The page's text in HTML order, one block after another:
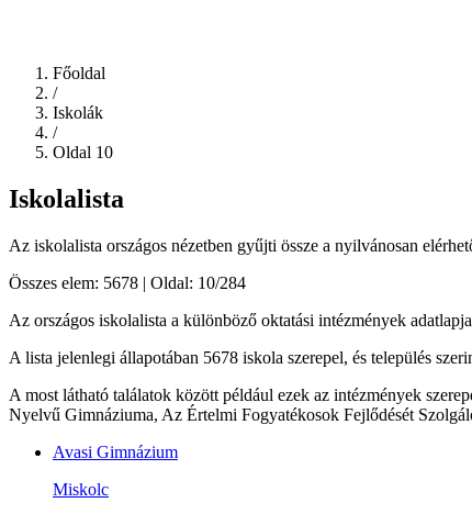
Főoldal
/
Iskolák
/
Oldal 10
Iskolalista
Az iskolalista országos nézetben gyűjti össze a nyilvánosan
Összes elem: 5678 | Oldal: 10/284
Az országos iskolalista a különböző oktatási intézmények
A lista jelenlegi állapotában 5678 iskola szerepel, és település
A most látható találatok között például ezek az intézmények
Nyelvű Gimnáziuma, Az Értelmi Fogyatékosok Fejlődését
Avasi Gimnázium
Miskolc